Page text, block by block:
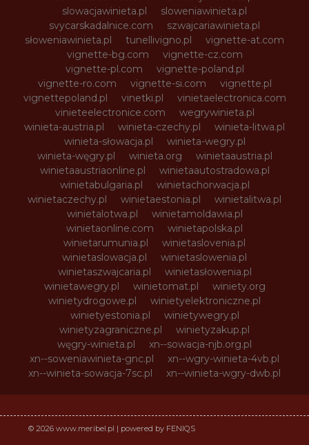
slowacjawinieta.pl
sloweniawinieta.pl
svycarskadalnice.com
szwajcariawinieta.pl
słoweniawinieta.pl
tunellivigno.pl
vignette-at.com
vignette-bg.com
vignette-cz.com
vignette-pl.com
vignette-poland.pl
vignette-ro.com
vignette-si.com
vignette.pl
vignettepoland.pl
vinetki.pl
vinietaelectronica.com
vinieteelectronice.com
wegrywinieta.pl
winieta-austria.pl
winieta-czechy.pl
winieta-litwa.pl
winieta-słowacja.pl
winieta-wegry.pl
winieta-węgry.pl
winieta.org
winietaaustria.pl
winietaaustriaonline.pl
winietaautostradowa.pl
winietabulgaria.pl
winietachorwacja.pl
winietaczechy.pl
winietaestonia.pl
winietalitwa.pl
winietalotwa.pl
winietamoldawia.pl
winietaonline.com
winietapolska.pl
winietarumunia.pl
winietaslovenia.pl
winietaslowacja.pl
winietaslowenia.pl
winietaszwajcaria.pl
winietasłowenia.pl
winietawegry.pl
winietomat.pl
winiety.org
winietydrogowe.pl
winietyelektroniczne.pl
winietyestonia.pl
winietywegry.pl
winietyzagraniczne.pl
winietyzakup.pl
węgry-winieta.pl
xn--sowacja-njb.org.pl
xn--soweniawinieta-gnc.pl
xn--wgry-winieta-4vb.pl
xn--winieta-sowacja-7sc.pl
xn--winieta-wgry-dwb.pl
© 2026 www.meribel.pl | powered by FENIQS